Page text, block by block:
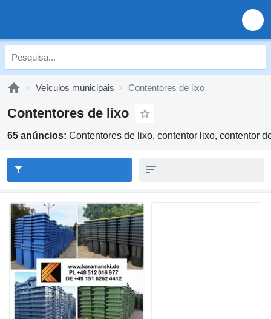
Veículos municipais Contentores de lixo
Contentores de lixo
65 anúncios: Contentores de lixo, contentor lixo, contentor